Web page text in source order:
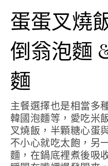
蛋蛋叉燒
倒翁泡麵
麵
主餐選擇也是相當多
韓國泡麵等，愛吃米
叉燒飯，半顆糖心蛋
不小心就吃太飽，另
麵，在鍋底裡煮後吸